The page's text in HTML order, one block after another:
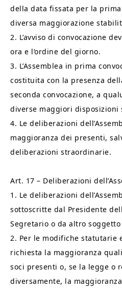
della data fissata per la prima
diversa maggiorazione
2. L’avviso di convocazione
ora e l’ordine del giorno.
3. L’Assemblea in prima
costituita con la presenza
seconda convocazione, a
diverse maggiori disposizioni
4. Le deliberazioni
maggioranza dei presenti,
deliberazioni straordinarie.
Art. 17 – Deliberazioni
1. Le deliberazioni
sottoscritte dal Presidente
Segretario o da altro
2. Per le modifiche statutarie
richiesta la maggioranza
soci presenti o, se la legge o
diversamente, la